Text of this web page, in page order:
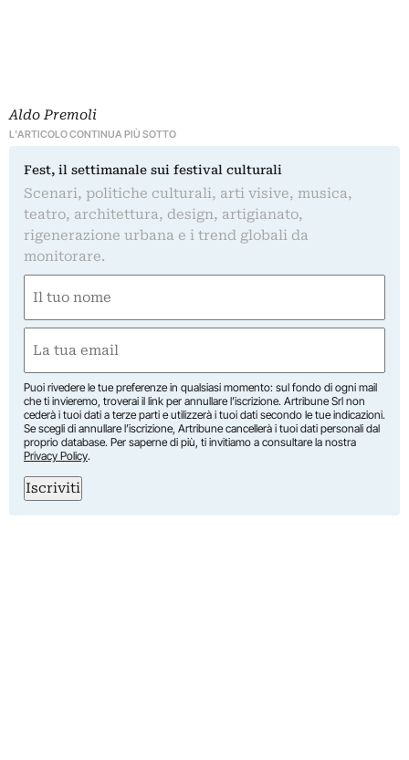
Aldo Premoli
L'ARTICOLO CONTINUA PIÙ SOTTO
Fest, il settimanale sui festival culturali
Scenari, politiche culturali, arti visive, musica,
teatro, architettura, design, artigianato,
rigenerazione urbana e i trend globali da
monitorare.
(Required)
First
(Required)
Puoi rivedere le tue preferenze in qualsiasi momento: sul fondo di ogni mail
che ti invieremo, troverai il link per annullare l’iscrizione. Artribune Srl non
cederà i tuoi dati a terze parti e utilizzerà i tuoi dati secondo le tue indicazioni.
Se scegli di annullare l’iscrizione, Artribune cancellerà i tuoi dati personali dal
proprio database. Per saperne di più, ti invitiamo a consultare la nostra
Privacy Policy.
Iscriviti